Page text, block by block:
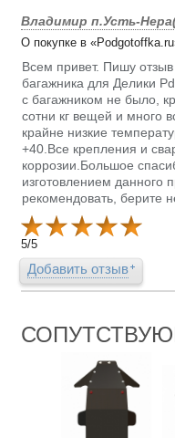
Владимир п.Усть-
О покупке в
Всем привет. Пишу отзыв
багажника для Делики
с багажником не было,
сотни кг вещей и много
крайне низкие
+40.Все крепления и
коррозии.Большое
изготовлением данного
рекомендовать, берите
5/5
Добавить отзыв